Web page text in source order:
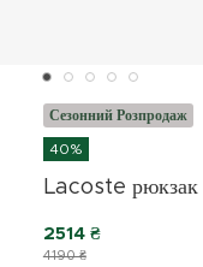
Сезонний Розпродаж
40%
Lacoste рюкзак
4190 ₴
2514 ₴